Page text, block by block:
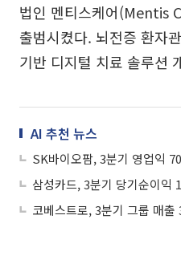
법인 멘티스케어(Mentis
출범시켰다. 뇌전증 환자
기반 디지털 치료 솔루션
AI 추천 뉴스
SK바이오팜, 3분기 영업익
삼성카드, 3분기 당기순이
코베스트로, 3분기 그룹 매